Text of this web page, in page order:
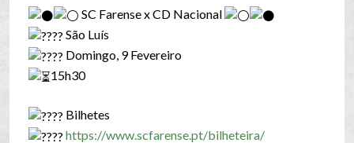
SC Farense x CD Nacional
São Luís
Domingo, 9 Fevereiro
15h30
Bilhetes
https://www.scfarense.pt/bilheteira/